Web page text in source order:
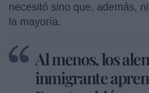
necesitó sino que, además,
la mayoría.
Al menos, los
inmigrante